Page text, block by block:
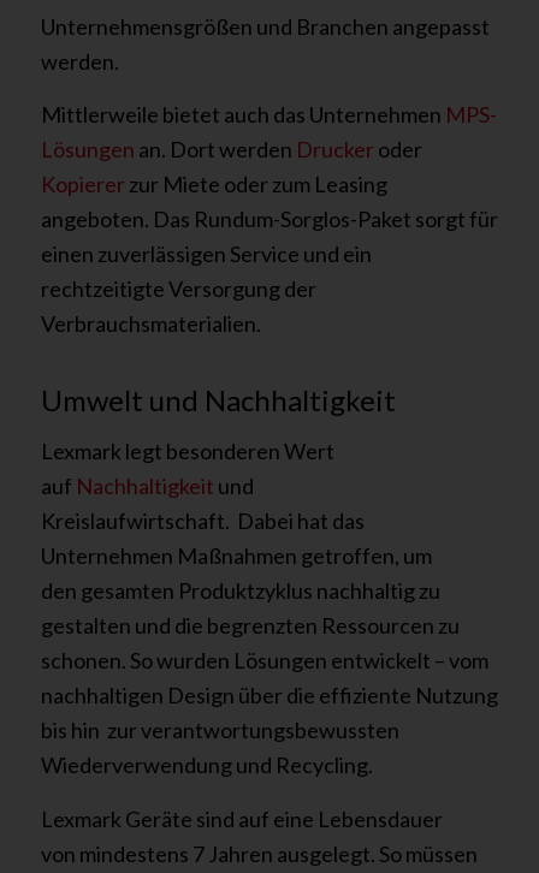
Unternehmensgrößen und Branchen angepasst
werden.
Mittlerweile bietet auch das Unternehmen MPS-
Lösungen an. Dort werden Druckeroder
Kopiererzur Miete oder zum Leasing
angeboten. Das Rundum-Sorglos-Paket sorgt für
einen zuverlässigen Service und ein
rechtzeitigte Versorgung der
Verbrauchsmaterialien.
Umwelt und Nachhaltigkeit
Lexmark legt besonderen Wert
auf Nachhaltigkeit und
Kreislaufwirtschaft. Dabei hat das
Unternehmen Maßnahmen getroffen, um
den gesamten Produktzyklus nachhaltigzu
gestalten und die begrenzten Ressourcen zu
schonen. So wurden Lösungen entwickelt – vom
nachhaltigen Design über die effiziente Nutzung
bis hin zurverantwortungsbewussten
Wiederverwendung und Recycling.
Lexmark Geräte sind auf eine Lebensdauer
von mindestens 7 Jahren ausgelegt. So müssen